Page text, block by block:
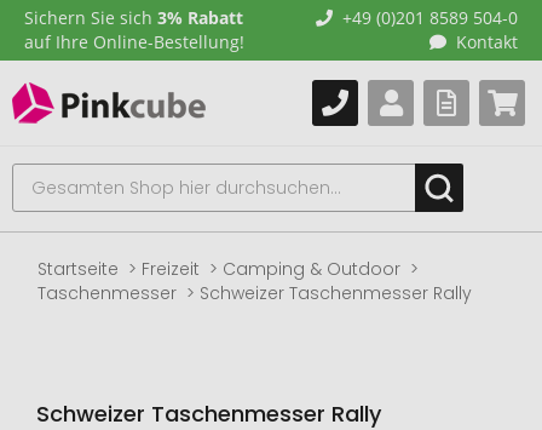
Sichern Sie sich 3% Rabatt
auf Ihre Online-Bestellung!
+49 (0)201 8589 504-0
Kontakt
Startseite Freizeit
Camping & Outdoor
Taschenmesser
Schweizer Taschenmesser Rally
Schweizer Taschenmesser Rally